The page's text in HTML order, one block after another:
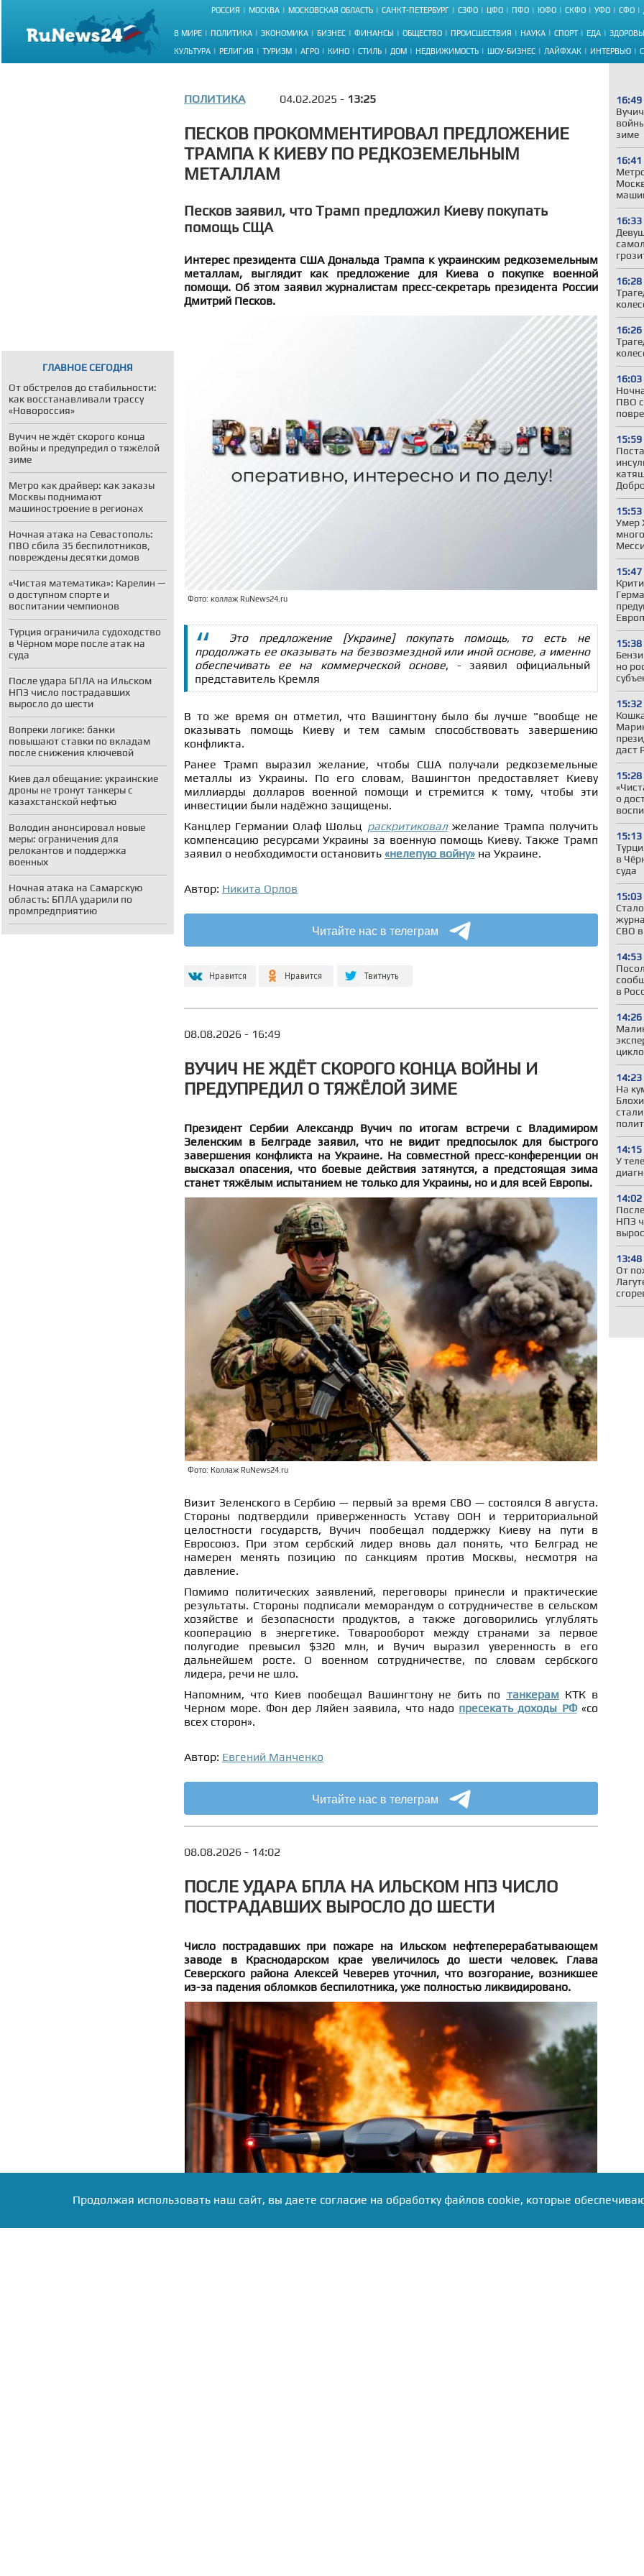
РОССИЯ МОСКВА МОСКОВСКАЯ ОБЛАСТЬ САНКТ-ПЕТЕРБУРГ СЗФО ЦФО ПФО ЮФО СКФО УФО СФО
В МИРЕ ПОЛИТИКА ЭКОНОМИКА БИЗНЕС ФИНАНСЫ ОБЩЕСТВО ПРОИСШЕСТВИЯ НАУКА СПОРТ ЕДА
КУЛЬТУРА РЕЛИГИЯ ТУРИЗМ АГРО КИНО СТИЛЬ ДОМ НЕДВИЖИМОСТЬ ШОУ-БИЗНЕС ЛАЙФХАК ИНТЕРВЬЮ
ГЛАВНОЕ СЕГОДНЯ
От обстрелов до стабильности:
как восстанавливали трассу
«Новороссия»
Вучич не ждёт скорого конца
войны и предупредил о тяжёлой
зиме
Метро как драйвер: как заказы
Москвы поднимают
машиностроение в регионах
Ночная атака на Севастополь:
ПВО сбила 35 беспилотников,
повреждены десятки домов
«Чистая математика»: Карелин —
о доступном спорте и
воспитании чемпионов
Турция ограничила судоходство
в Чёрном море после атак на
суда
После удара БПЛА на Ильском
НПЗ число пострадавших
выросло до шести
Вопреки логике: банки
повышают ставки по вкладам
после снижения ключевой
Киев дал обещание: украинские
дроны не тронут танкеры с
казахстанской нефтью
Володин анонсировал новые
меры: ограничения для
релокантов и поддержка
военных
Ночная атака на Самарскую
область: БПЛА ударили по
промпредприятию
16:49
зиме
16:41
16:33
16:28
16:26
16:03
ПВО
15:59
15:53
Умер
15:47
15:38
но
15:32
даст
15:28
о
15:13
в
суда
15:03
СВО в
14:53
в
14:26
14:23
На
14:15
У
14:02
НПЗ
13:48
От
ПОЛИТИКА 04.02.2025 - 13:25
ПЕСКОВ ПРОКОММЕНТИРОВАЛ ПРЕДЛОЖЕНИЕ
ТРАМПА К КИЕВУ ПО РЕДКОЗЕМЕЛЬНЫМ
МЕТАЛЛАМ
Песков заявил, что Трамп предложил Киеву покупать
помощь СЩА
Интерес президента США Дональда Трампа к украинским редкоземельным
металлам, выглядит как предложение для Киева о покупке военной
помощи. Об этом заявил журналистам пресс-секретарь президента России
Дмитрий Песков.
Фото: коллаж RuNews24.ru
Это предложение [Украине] покупать помощь, то есть не
продолжать ее оказывать на безвозмездной или иной основе, а именно
обеспечивать ее на коммерческой основе, - заявил официальный
представитель Кремля
В то же время он отметил, что Вашингтону было бы лучше "вообще не
оказывать помощь Киеву и тем самым способствовать завершению
конфликта.
Ранее Трамп выразил желание, чтобы США получали редкоземельные
металлы из Украины. По его словам, Вашингтон предоставляет Киеву
миллиарды долларов военной помощи и стремится к тому, чтобы эти
инвестиции были надёжно защищены.
Канцлер Германии Олаф Шольц раскритиковалжелание Трампа получить
компенсацию ресурсами Украины за военную помощь Киеву.Также Трамп
заявил о необходимости остановить «нелепую войну» на Украине.
Автор: Никита Орлов
Читайте нас в телеграм
08.08.2026 - 16:49
ВУЧИЧ НЕ ЖДЁТ СКОРОГО КОНЦА ВОЙНЫ И
ПРЕДУПРЕДИЛ О ТЯЖЁЛОЙ ЗИМЕ
Президент Сербии Александр Вучич по итогам встречи с Владимиром
Зеленским в Белграде заявил, что не видит предпосылок для быстрого
завершения конфликта на Украине. На совместной пресс-конференции он
высказал опасения, что боевые действия затянутся, а предстоящая зима
станет тяжёлым испытанием не только для Украины, но и для всей Европы.
Фото: Коллаж RuNews24.ru
Визит Зеленского в Сербию — первый за время СВО — состоялся 8 августа.
Стороны подтвердили приверженность Уставу ООН и территориальной
целостности государств, Вучич пообещал поддержку Киеву на пути в
Евросоюз. При этом сербский лидер вновь дал понять, что Белград не
намерен менять позицию по санкциям против Москвы, несмотря на
давление.
Помимо политических заявлений, переговоры принесли и практические
результаты. Стороны подписали меморандум о сотрудничестве в сельском
хозяйстве и безопасности продуктов, а также договорились углублять
кооперацию в энергетике. Товарооборот между странами за первое
полугодие превысил $320 млн, и Вучич выразил уверенность в его
дальнейшем росте. О военном сотрудничестве, по словам сербского
лидера, речи не шло.
Напомним, что Киев пообещал Вашингтону не бить по танкерамКТК в
Черном море. Фон дер Ляйен заявила, что надо пресекать доходы РФ«со
всех сторон».
Автор: Евгений Манченко
Читайте нас в телеграм
08.08.2026 - 14:02
ПОСЛЕ УДАРА БПЛА НА ИЛЬСКОМ НПЗ ЧИСЛО
ПОСТРАДАВШИХ ВЫРОСЛО ДО ШЕСТИ
Число пострадавших при пожаре на Ильском нефтеперерабатывающем
заводе в Краснодарском крае увеличилось до шести человек. Глава
Северского района Алексей Чеверев уточнил, что возгорание, возникшее
из-за падения обломков беспилотника, уже полностью ликвидировано.
Продолжая использовать наш сайт, вы даете согласие на обработку файлов cookie, которые